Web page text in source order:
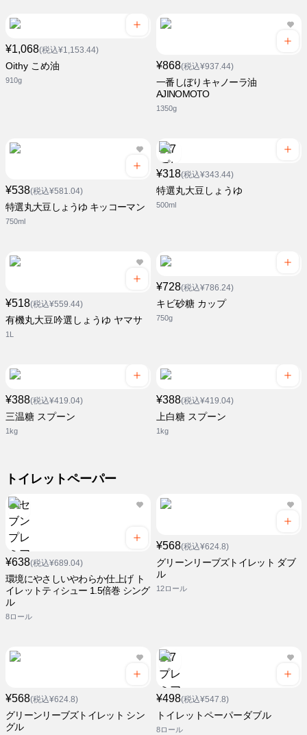
¥1,068(税込¥1,153.44)
Oithy こめ油
910g
¥868(税込¥937.44)
一番しぼりキャノーラ油
AJINOMOTO
1350g
¥538(税込¥581.04)
特選丸大豆しょうゆ キッコーマン
750ml
¥318(税込¥343.44)
特選丸大豆しょうゆ
500ml
¥518(税込¥559.44)
有機丸大豆吟選しょうゆ ヤマサ
1L
¥728(税込¥786.24)
キビ砂糖 カップ
750g
¥388(税込¥419.04)
三温糖 スプーン
1kg
¥388(税込¥419.04)
上白糖 スプーン
1kg
トイレットペーパー
¥638(税込¥689.04)
環境にやさしいやわらか仕上げ ト
イレットティシュー 1.5倍巻 シング
ル
8ロール
¥568(税込¥624.8)
グリーンリーブズトイレット ダブ
ル
12ロール
¥568(税込¥624.8)
グリーンリーブズトイレット シン
グル
¥498(税込¥547.8)
トイレットペーパーダブル
8ロール